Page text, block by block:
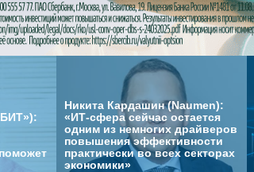
Никита Кардашин (Naumen):
«ИТ-сфера сейчас остается
одним из немногих драйверов
повышения эффективности
практически во всех секторах
экономики»